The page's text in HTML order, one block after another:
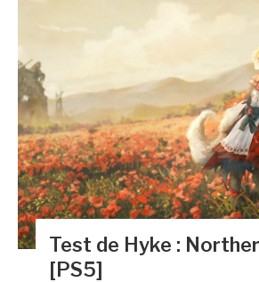
Test de Hyke :
[PS5]